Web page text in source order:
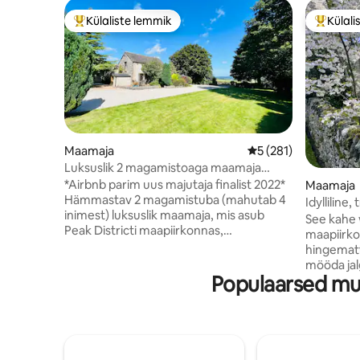
Külaliste suur lemmik
Külaliste lemmik
Maamaja Keskmine hinnang
5 (281)
Luksuslik 2 magamistoaga maamaja
(mahutab 4 inimest) Hämmastavad
vaated
*Airbnb parim uus majutaja finalist 2022*
Hämmastav 2 magamistuba (mahutab 4
inimest) luksuslik maamaja, mis asub
Peak Districti maapiirkonnas,
privaatne parkimine (elektrilaenguga) ja
rahulikud jalutuskäigud - kõik lühikese
Maamaja
Idylliline,
Water
See kahe
mööda
the-
Populaarsed